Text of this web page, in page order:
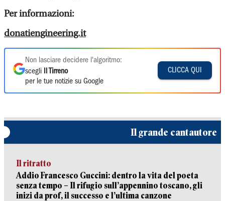
Per informazioni:
donatiengineering.it
Non lasciare decidere l'algoritmo:
scegli
Il Tirreno
per le tue notizie su Google
CLICCA QUI
Il grande cantautore
Il ritratto
Addio Francesco Guccini: dentro la vita del poeta
senza tempo – Il rifugio sull’appennino toscano, gli
inizi da prof, il successo e l’ultima canzone